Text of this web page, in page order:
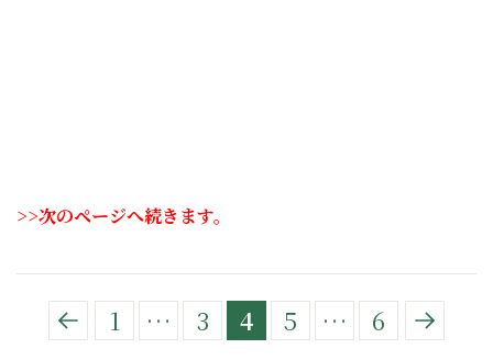
>>次のページへ続きます。
1 … 3 4 5 … 6